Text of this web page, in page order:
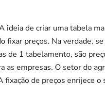
ideia de criar uma tabela
fixar preços. Na verdade,
de 1 tabelamento, são
as empresas. O setor do
de preços enrijece